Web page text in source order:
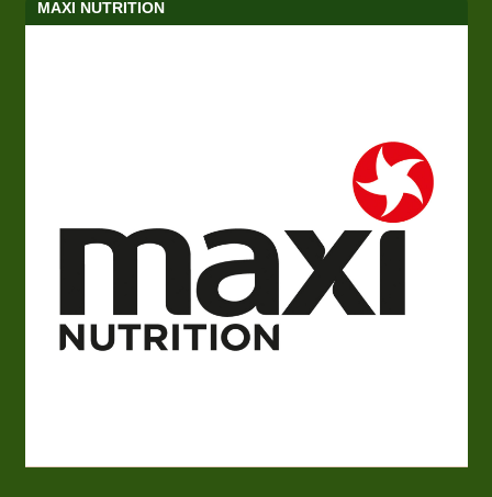
MAXI NUTRITION